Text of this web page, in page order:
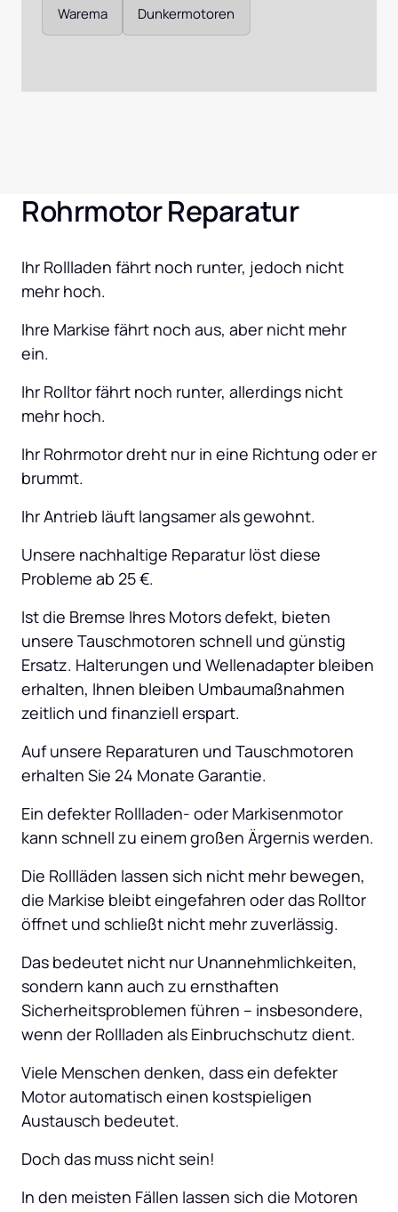
Warema Dunkermotoren
Rohrmotor Reparatur
Ihr Rollladen fährt noch runter, jedoch nicht
mehr hoch.
Ihre Markise fährt noch aus, aber nicht mehr
ein.
Ihr Rolltor fährt noch runter, allerdings nicht
mehr hoch.
Ihr Rohrmotor dreht nur in eine Richtung oder er
brummt.
Ihr Antrieb läuft langsamer als gewohnt.
Unsere nachhaltige Reparatur löst diese
Probleme ab 25 €.
Ist die Bremse Ihres Motors defekt, bieten
unsere Tauschmotoren schnell und günstig
Ersatz. Halterungen und Wellenadapter bleiben
erhalten, Ihnen bleiben Umbaumaßnahmen
zeitlich und finanziell erspart.
Auf unsere Reparaturen und Tauschmotoren
erhalten Sie 24 Monate Garantie.
Ein defekter Rollladen- oder Markisenmotor
Die Rollläden lassen sich nicht mehr bewegen,
die Markise bleibt eingefahren oder das Rolltor
öffnet und schließt nicht mehr zuverlässig.
Das bedeutet nicht nur Unannehmlichkeiten,
sondern kann auch zu ernsthaften
Sicherheitsproblemen führen – insbesondere,
wenn der Rollladen als Einbruchschutz dient.
Viele Menschen denken, dass ein defekter
Motor automatisch einen kostspieligen
Austausch bedeutet.
Doch das muss nicht sein!
In den meisten Fällen lassen sich die Motoren